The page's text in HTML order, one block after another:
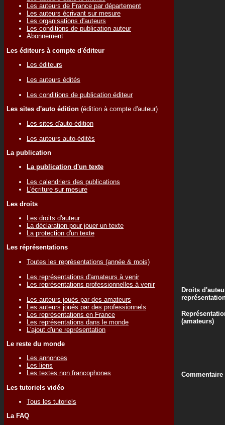
Les auteurs de France par département
Les auteurs écrivant sur mesure
Les organisations d'auteurs
Les conditions de publication auteur
Abonnement
Les éditeurs à compte d'éditeur
Les éditeurs
Les auteurs édités
Les conditions de publication éditeur
Les sites d'auto édition (édition à compte d'auteur)
Les sites d'auto-édition
Les auteurs auto-édités
La publication
La publication d'un texte
Les calendriers des publications
L'écriture sur mesure
Les droits
Les droits d'auteur
La déclaration pour jouer un texte
La protection d'un texte
Les réprésentations
Toutes les représentations (année & mois)
Les représentations d'amateurs à venir
Les représentations professionnelles à venir
Les auteurs joués par des amateurs
Les auteurs joués par des professionnels
Les représentations en France
Les représentations dans le monde
L'ajout d'une représentation
Le reste du monde
Les annonces
Les liens
Les textes non francophones
Les tutoriels vidéo
Tous les tutoriels
La FAQ
Droits
(amateurs)